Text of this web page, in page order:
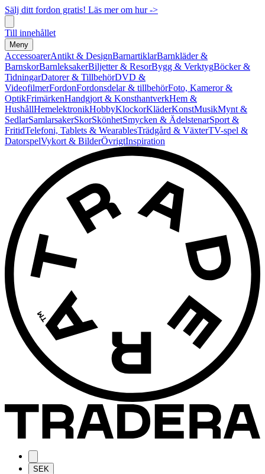
Sälj ditt fordon gratis! Läs mer om hur ->
Till innehållet
Meny
AccessoarerAntikt & DesignBarnartiklarBarnkläder &
BarnskorBarnleksakerBiljetter & ResorBygg & VerktygBöcker &
TidningarDatorer & TillbehörDVD &
VideofilmerFordonFordonsdelar & tillbehörFoto, Kameror &
OptikFrimärkenHandgjort & KonsthantverkHem &
HushållHemelektronikHobbyKlockorKläderKonstMusikMynt &
SedlarSamlarsakerSkorSkönhetSmycken & ÄdelstenarSport &
FritidTelefoni, Tablets & WearablesTrädgård & VäxterTV-spel &
DatorspelVykort & BilderÖvrigtInspiration
SEK